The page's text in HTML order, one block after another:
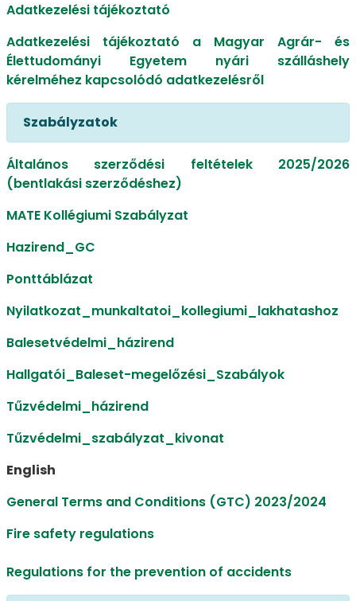
Adatkezelési tájékoztató
Adatkezelési tájékoztató a Magyar Agrár- és
Élettudományi Egyetem nyári szálláshely
kérelméhez kapcsolódó adatkezelésről
Szabályzatok
Általános szerződési feltételek 2025/2026
(bentlakási szerződéshez)
MATE Kollégiumi Szabályzat
Hazirend_GC
Ponttáblázat
Nyilatkozat_munkaltatoi_kollegiumi_lakhatashoz
Balesetvédelmi_házirend
Hallgatói_Baleset-megelőzési_Szabályok
Tűzvédelmi_házirend
Tűzvédelmi_szabályzat_kivonat
English
General Terms and Conditions (GTC) 2023/2024
Fire safety regulations
Regulations for the prevention of accidents